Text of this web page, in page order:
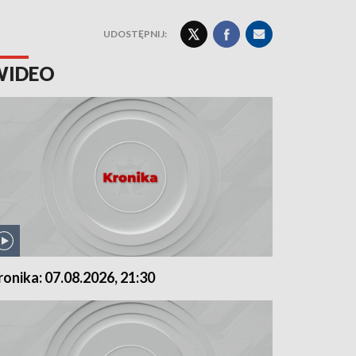
UDOSTĘPNIJ:
07.08.2026, 21:30